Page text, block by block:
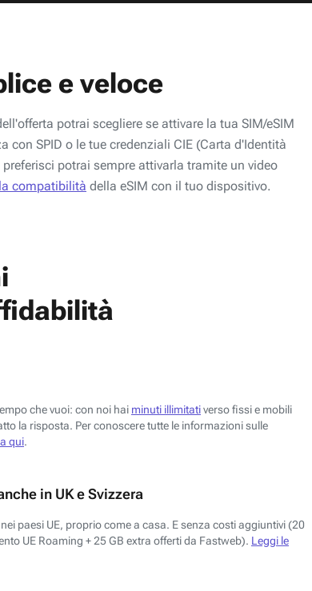
e veloce
potrai scegliere se attivare la tua SIM/eSIM
con SPID o le tue credenziali CIE (Carta d'Identità
potrai sempre attivarla tramite un video
compatibilità della eSIM con il tuo dispositivo.
che vuoi: con noi hai minuti illimitativerso fissi e mobili
la risposta. Per conoscere tutte le informazioni sulle
qui.
in UK e Svizzera
paesi UE, proprio come a casa. E senza costi aggiuntivi (20
UE Roaming + 25 GB extra offerti da Fastweb). Leggi le